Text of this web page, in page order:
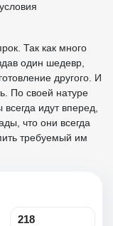
Так как много
один шедевр,
другого. И
По своей натуре
идут вперед,
что они всегда
требуемый им